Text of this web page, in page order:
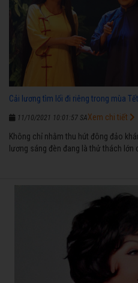
Cải lương tìm lối đi riêng trong mùa Tết
11/10/2021 10:01:57 SA
Không chỉ nhằm thu hút đông đảo
lương sáng đèn đang là thử thách lớn
Xem chi tiết